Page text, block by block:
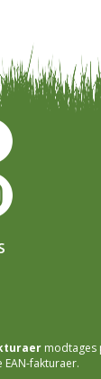
fakturaer.